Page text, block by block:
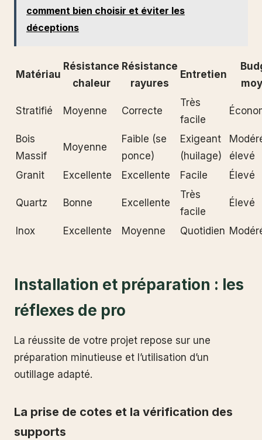
comment bien choisir et éviter les
déceptions
Matériau
Résistance
chaleur
Résistance
rayures
Entretien
Stratifié Moyenne Correcte
Très
facile
Bois
Massif
Moyenne
Faible (se
ponce)
Exigeant
(huilage)
élevé
Granit
Excellente Excellente Facile Élevé
Quartz Bonne Excellente
Très
facile
Élevé
Inox Excellente Moyenne Quotidien
Installation et préparation : les
réflexes de pro
La réussite de votre projet repose sur une
préparation minutieuse et l’utilisation d’un
outillage adapté.
La prise de cotes et la vérification des
supports